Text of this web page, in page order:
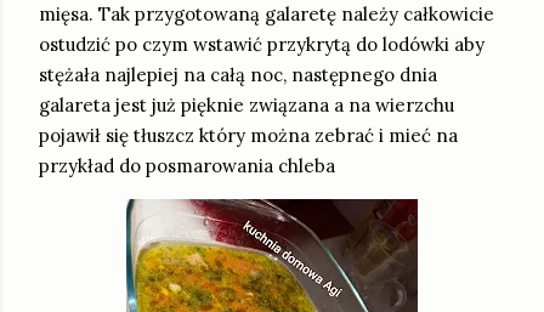
mięsa. Tak przygotowaną galaretę należy całkowicie
ostudzić po czym wstawić przykrytą do lodówki aby
stężała najlepiej na całą noc, następnego dnia
galareta jest już pięknie związana a na wierzchu
pojawił się tłuszcz który można zebrać i mieć na
przykład do posmarowania chleba